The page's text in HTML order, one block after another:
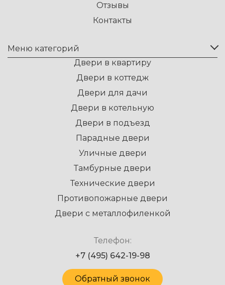
Отзывы
Контакты
Меню категорий
Двери в квартиру
Двери в коттедж
Двери для дачи
Двери в котельную
Двери в подъезд
Парадные двери
Уличные двери
Тамбурные двери
Технические двери
Противопожарные двери
Двери с металлофиленкой
Телефон:
+7 (495) 642-19-98
Обратный звонок